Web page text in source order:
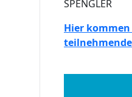
SPENGLER
Hier kommen